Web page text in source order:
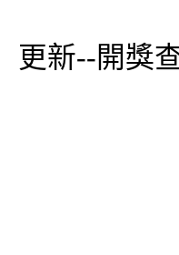
更新--開獎